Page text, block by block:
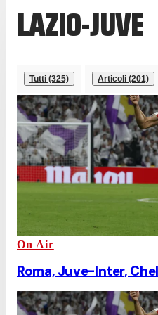
LAZIO-JUVE
Tutti (325) Articoli (201)
On Air
Roma, Juve-Inter,